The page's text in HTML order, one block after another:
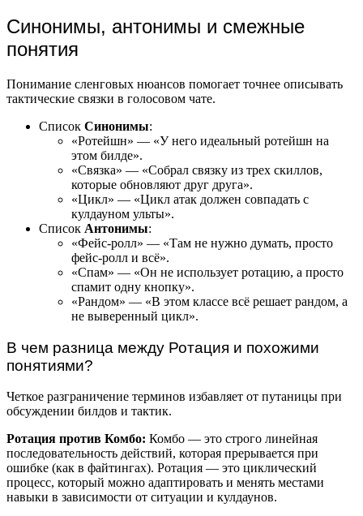
Синонимы, антонимы и смежные
понятия
Понимание сленговых нюансов помогает точнее описывать
тактические связки в голосовом чате.
Список Синонимы:
«Ротейшн» — «У него идеальный ротейшн на
этом билде».
«Связка» — «Собрал связку из трех скиллов,
которые обновляют друг друга».
«Цикл» — «Цикл атак должен совпадать с
кулдауном ульты».
Список Антонимы:
«Фейс-ролл» — «Там не нужно думать, просто
фейс-ролл и всё».
«Спам» — «Он не использует ротацию, а просто
спамит одну кнопку».
«Рандом» — «В этом классе всё решает рандом, а
не выверенный цикл».
В чем разница между Ротация и похожими
понятиями?
Четкое разграничение терминов избавляет от путаницы при
обсуждении билдов и тактик.
Ротация против Комбо: Комбо — это строго линейная
последовательность действий, которая прерывается при
ошибке (как в файтингах). Ротация — это циклический
процесс, который можно адаптировать и менять местами
навыки в зависимости от ситуации и кулдаунов.